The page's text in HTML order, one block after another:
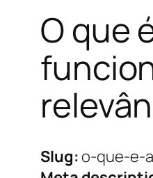
O que
Slug: o-que-e-